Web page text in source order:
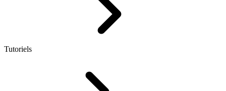
Tutoriels